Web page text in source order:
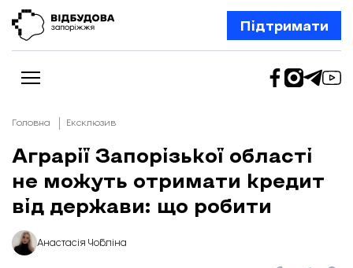
Підтримати
Новини
Відбудова Запоріжжя
Ексклюзив
Бізнес
Шлях додому
Відбудова. Життя
Головна Ексклюзив
Аграрії Запорізької області
не можуть отримати кредит
від держави: що робити
Анастасія Чобліна